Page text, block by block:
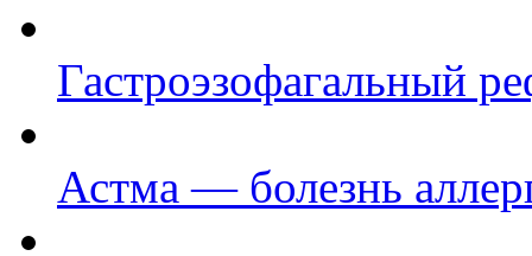
Гастроэзофагальный
Астма — болезнь